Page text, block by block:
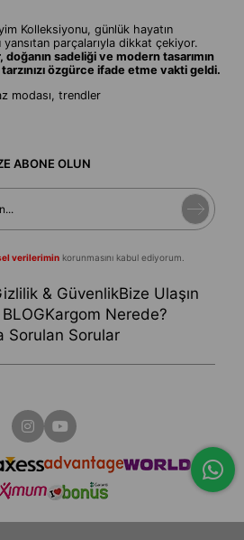
Kolleksiyonu, günlük hayatın
parçalarıyla dikkat çekiyor.
sadeliği ve modern tasarımın
özgürce ifade etme vakti geldi.
modası, trendler
ABONE OLUN
verilerimin korunmasını kabul ediyorum.
& GüvenlikBize Ulaşın
Kargom Nerede?
Sorulan Sorular